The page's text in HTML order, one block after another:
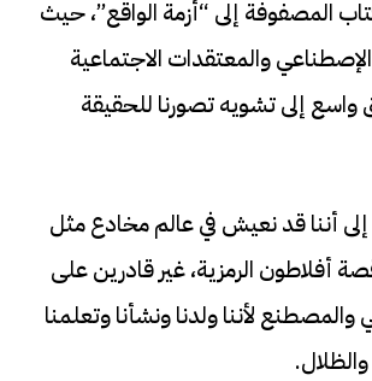
المصفوفة إلى “أزمة الواقع”، حيث
والمعتقدات الاجتماعية
واسع إلى تشويه تصورنا للحقيقة
أننا قد نعيش في عالم مخادع مثل
أفلاطون الرمزية، غير قادرين على
والمصطنع لأننا ولدنا ونشأنا وتعلمنا